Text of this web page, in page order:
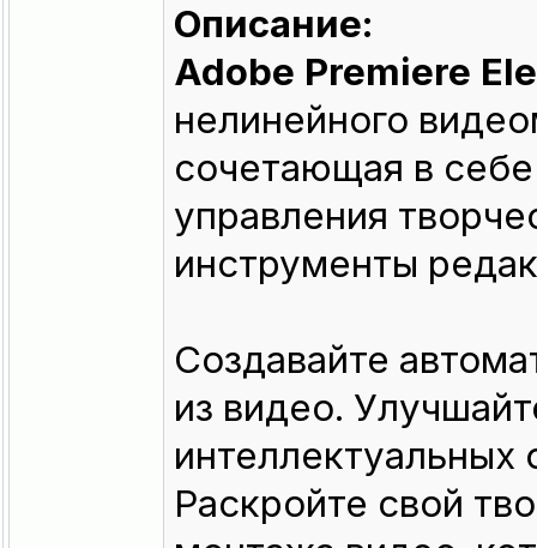
Описание:
Adobe Premiere
нелинейного
сочетающая в
управления
инструменты
Создавайте
из видео.
интеллектуальных
Раскройте свой